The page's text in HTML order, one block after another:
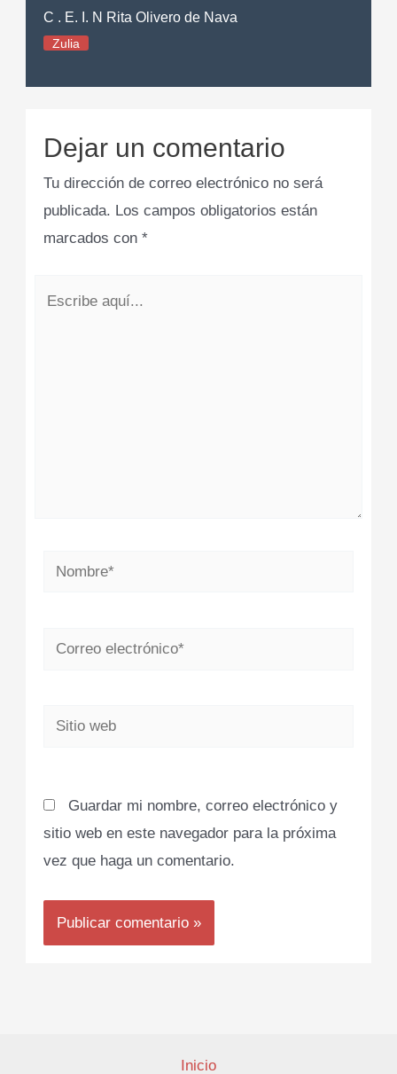
C . E. I. N Rita Olivero de Nava
Zulia
Dejar un comentario
Tu dirección de correo electrónico no será
publicada. Los campos obligatorios están
marcados con*
Nombre*
Correo
Sitio
Guardar mi nombre, correo electrónico y
sitio web en este navegador para la próxima
vez que haga un comentario.
Inicio